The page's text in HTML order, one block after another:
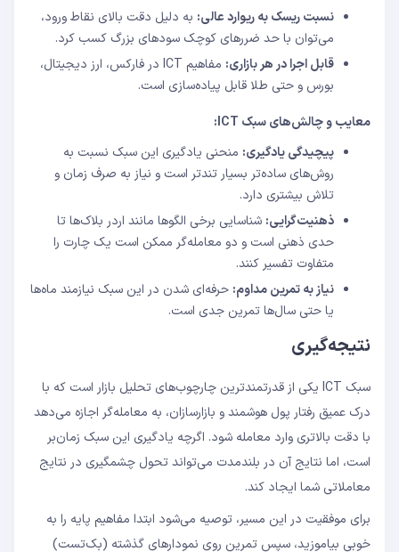
نسبت ریسک به ریوارد عالی: به دلیل دقت بالای نقاط ورود،
می‌توان با حد ضررهای کوچک سودهای بزرگ کسب کرد.
قابل اجرا در هر بازاری:
مفاهیم ICT در فارکس، ارز دیجیتال،
بورس و حتی طلا قابل پیاده‌سازی است.
معایب و چالش‌های سبک ICT:
پیچیدگی یادگیری: منحنی یادگیری این سبک نسبت به
روش‌های ساده‌تر بسیار تندتر است و نیاز به صرف زمان و
تلاش بیشتری دارد.
ذهنیت‌گرایی: شناسایی برخی الگوها مانند اردر بلاک‌ها تا
حدی ذهنی است و دو معامله‌گر ممکن است یک چارت را
متفاوت تفسیر کنند.
نیاز به تمرین مداوم: حرفه‌ای شدن در این سبک نیازمند ماه‌ها
یا حتی سال‌ها تمرین جدی است.
نتیجه‌گیری
سبک ICT یکی از قدرتمندترین چارچوب‌های تحلیل بازار است که با
درک عمیق رفتار پول هوشمند و بازارسازان، به معامله‌گر اجازه می‌دهد
با دقت بالاتری وارد معامله شود. اگرچه یادگیری این سبک زمان‌بر
است، اما نتایج آن در بلندمدت می‌تواند تحول چشمگیری در نتایج
معاملاتی شما ایجاد کند.
برای موفقیت در این مسیر، توصیه می‌شود ابتدا مفاهیم پایه را به
خوبی بیاموزید، سپس تمرین روی نمودارهای گذشته (بک‌تست)